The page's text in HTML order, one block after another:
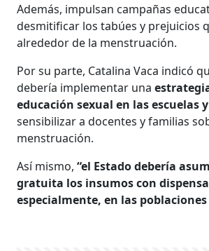
Además, impulsan campañas
desmitificar los tabúes y prejuicios
alrededor de la menstruación.
Por su parte, Catalina Vaca indicó
debería implementar una
educación sexual en las escuelas
sensibilizar a docentes y familias
menstruación.
Así mismo,“el Estado debería
gratuita los insumos con
especialmente, en las poblaciones